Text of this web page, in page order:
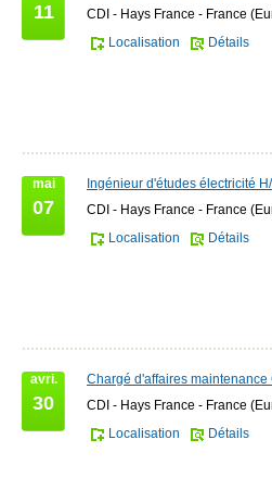
11
CDI - Hays France - France
Localisation
Détails
mai
07
Ingénieur d'études électricité
CDI - Hays France - France
Localisation
Détails
avri.
30
Chargé d'affaires maintenance
CDI - Hays France - France
Localisation
Détails